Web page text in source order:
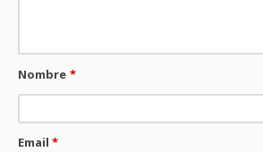
Nombre *
Email*